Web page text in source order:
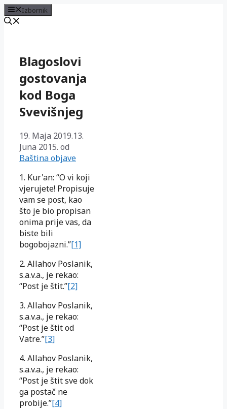
Izbornik
sadržajBlagoslovi
gostovanja
kod Boga
Svevišnjeg
19. Maja 2019.13.
Juna 2015. od
Baština objave
1. Kur'an: “O vi koji
vjerujete! Propisuje
vam se post, kao
što je bio propisan
onima prije vas, da
biste bili
bogobojazni.”[1]
2. Allahov Poslanik,
s.a.v.a., je rekao:
“Post je štit.”[2]
3. Allahov Poslanik,
s.a.v.a., je rekao:
“Post je štit od
Vatre.”[3]
4. Allahov Poslanik,
s.a.v.a., je rekao:
“Post je štit sve dok
ga postač ne
probije.”[4]